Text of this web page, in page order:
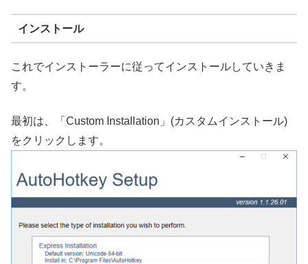
インストール
これでインストーラーに従ってインストールしていきま
す。
最初は、「Custom Installation」(カスタムインストール)
をクリックします。